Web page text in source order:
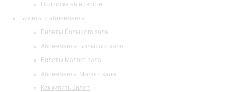
Подписка на новости
Билеты и абонементы
Билеты Большого зала
Абонементы Большого зала
Билеты Малого зала
Абонементы Малого зала
Как купить билет